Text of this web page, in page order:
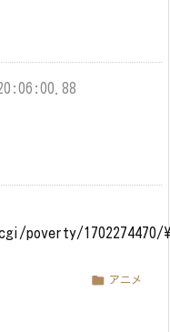
poverty/
 アニメ